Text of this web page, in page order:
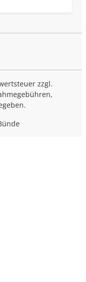
zzgl.